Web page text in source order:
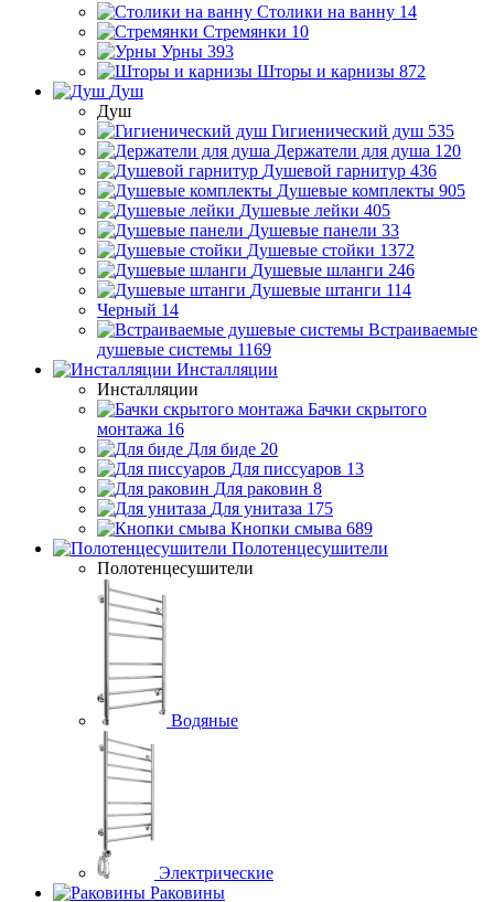
Столики на ванну 14
Стремянки 10
Урны 393
Шторы и карнизы 872
Душ
Душ
Гигиенический душ 535
Держатели для душа 120
Душевой гарнитур 436
Душевые комплекты 905
Душевые лейки 405
Душевые панели 33
Душевые стойки 1372
Душевые шланги 246
Душевые штанги 114
Черный 14
Встраиваемые
душевые системы 1169
Инсталляции
Инсталляции
Бачки скрытого
монтажа 16
Для биде 20
Для писсуаров 13
Для раковин 8
Для унитаза 175
Кнопки смыва 689
Полотенцесушители
Полотенцесушители
Водяные
Электрические
Раковины